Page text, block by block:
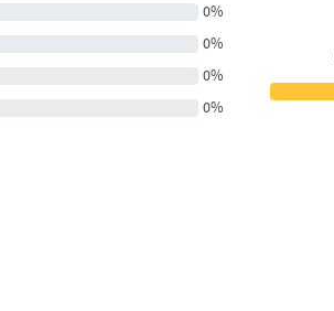
0%
0%
0%
0%